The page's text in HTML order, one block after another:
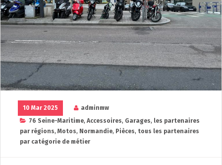
10 Mar 2025
adminmw
76 Seine-Maritime, Accessoires, Garages, les partenaires
par régions, Motos, Normandie, Pièces, tous les partenaires
par catégorie de métier